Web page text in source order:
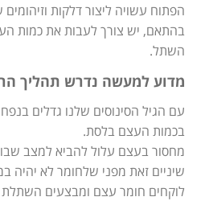
הפתוח עשויה ליצור דלקות
בהתאם, יש צורך לעבות את כמות
השתל.
מדוע למעשה נדרש תהליך
עם הגיל הסינוסים שלנו גדלים
בכמות העצם בלסת.
מחסור בעצם עלול להביא למצב
שיניים זאת מפני שלחומר לא יהיה
לוקחים חומר עצם ומבצעים